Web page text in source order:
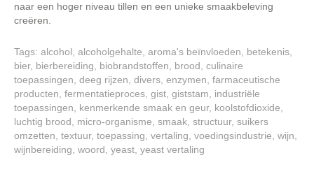
naar een hoger niveau tillen en een unieke smaakbeleving
creëren.
Tags: alcohol alcoholgehalte aroma's beïnvloeden betekenis
bier, bierbereiding biobrandstoffen brood culinaire
toepassingen deeg rijzen divers enzymen farmaceutische
producten fermentatieproces gist giststam
industriële
toepassingen
kenmerkende smaak en geur, koolstofdioxide
luchtig brood
micro-organisme smaak structuur, suikers
omzetten textuur, toepassing vertaling voedingsindustrie wijn
wijnbereiding woord yeast yeast vertaling